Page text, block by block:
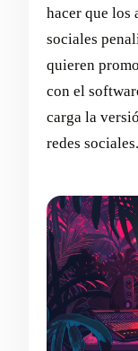
hacer que los
sociales
quieren
con el
carga la
redes sociales.